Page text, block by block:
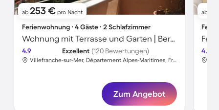
ab 253 € pro Nacht
Ferienwohnung ∙ 4 Gäste ∙ 2 Schlafzimmer
Wohnung mit Terrasse und Garten | Bergblick
4.9 Exzellent (120 Bewertungen)
Villefranche-sur-Mer, Département Alpes-Maritimes, Frankreich
Zum Angebot
ab
4.9